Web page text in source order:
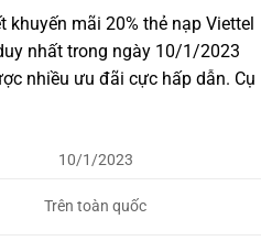
mãi 20% thẻ nạp Viettel
nhất trong ngày 10/1/2023
nhiều ưu đãi cực hấp dẫn. Cụ
10/1/2023
Trên toàn quốc